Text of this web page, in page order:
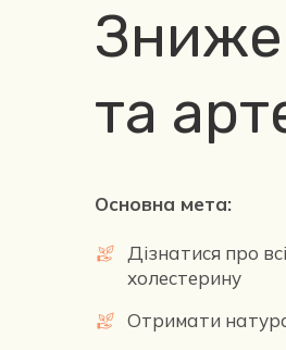
та
Основна мета:
Дізнатися про
холестерину
Отримати